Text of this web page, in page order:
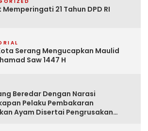
21 Tahun DPD RI
Serang Mengucapkan Maulid
Saw 1447 H
Beredar Dengan Narasi
Pelaku Pembakaran
Ayam Disertai Pengrusakan